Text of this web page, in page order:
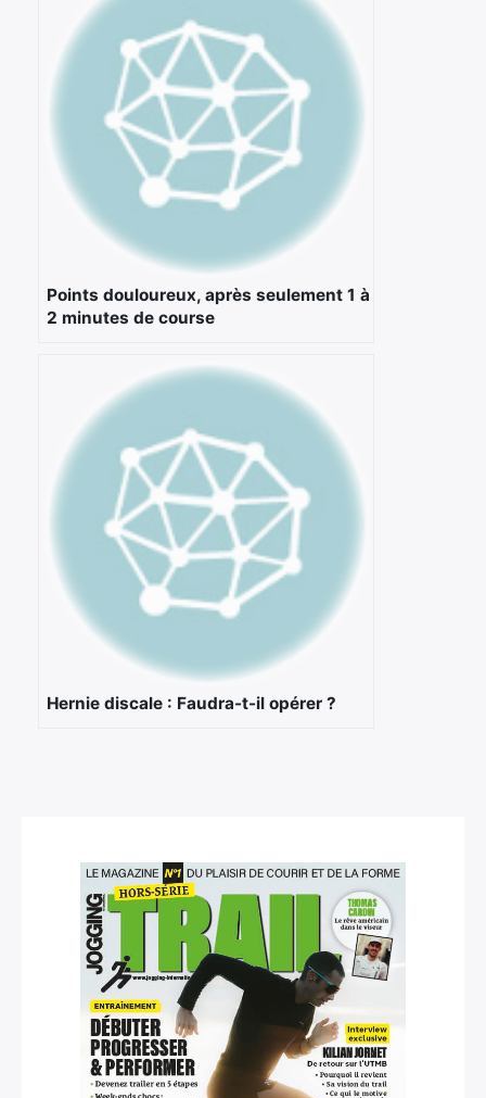
Points douloureux, après seulement 1 à
2 minutes de course
Hernie discale : Faudra-t-il opérer ?
Rechercher